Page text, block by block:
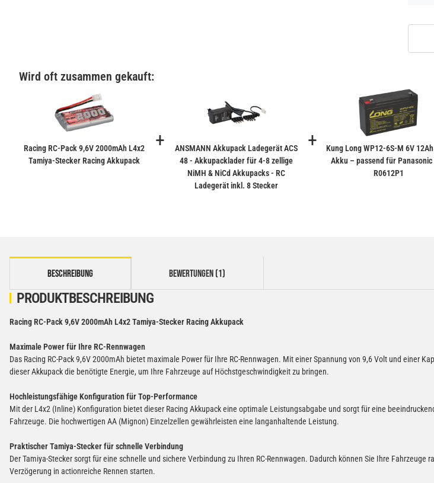
Wird oft zusammen gekauft:
Racing RC-Pack 9,6V 2000mAh L4x2
Tamiya-Stecker Racing Akkupack
+
ANSMANN Akkupack Ladegerät ACS
48 - Akkupacklader für 4-8 zellige
NiMH & NiCd Akkupacks - RC
Ladegerät inkl. 8 Stecker
+
Kung Long WP12-6S-M 6V 12Ah
Akku – passend für Panasonic
R0612P1
BESCHREIBUNG BEWERTUNGEN (1)
PRODUKTBESCHREIBUNG
Racing RC-Pack 9,6V 2000mAh L4x2 Tamiya-Stecker Racing Akkupack
Maximale Power für Ihre RC-Rennwagen
Das Racing RC-Pack 9,6V 2000mAh bietet maximale Power für Ihre RC-Rennwagen. Mit einer Spannung von 9,6 Volt und einer
dieser Akkupack die benötigte Energie, um Ihre Fahrzeuge auf Höchstgeschwindigkeit zu bringen.
Hochleistungsfähige Konfiguration für Top-Performance
Mit der L4x2 (Inline) Konfiguration bietet dieser Racing Akkupack eine optimale Leistungsabgabe und sorgt für eine
Fahrzeuge. Die hochwertigen AA (Mignon) Einzelzellen gewährleisten eine langanhaltende Leistung.
Praktischer Tamiya-Stecker für schnelle Verbindung
Der Tamiya-Stecker sorgt für eine schnelle und sichere Verbindung zu Ihren RC-Rennwagen. Dadurch können Sie Ihre Fahrzeuge
Verzögerung in actionreiche Rennen starten.